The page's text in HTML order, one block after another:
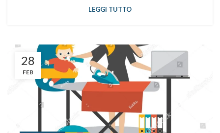
LEGGI TUTTO
28
FEB